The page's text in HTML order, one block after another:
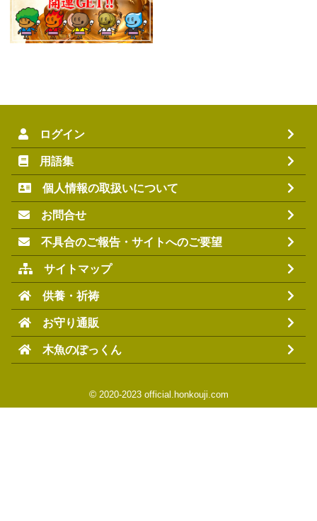
ログイン
用語集
個人情報の取扱いについて
お問合せ
不具合のご報告・サイトへのご要望
サイトマップ
供養・祈祷
お守り通販
木魚のぽっくん
©2020-2023 official.honkouji.com